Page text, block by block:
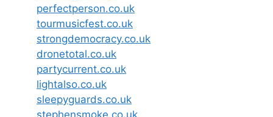
perfectperson.co.uk
tourmusicfest.co.uk
strongdemocracy.co.uk
dronetotal.co.uk
partycurrent.co.uk
lightalso.co.uk
sleepyguards.co.uk
stephensmoke.co.uk